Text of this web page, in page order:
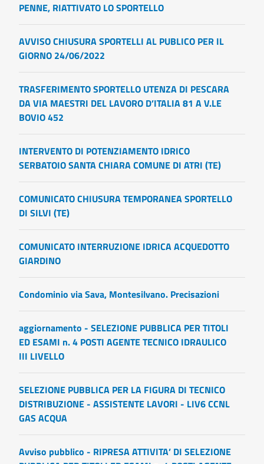
PENNE, RIATTIVATO LO SPORTELLO
AVVISO CHIUSURA SPORTELLI AL PUBLICO PER IL
GIORNO 24/06/2022
TRASFERIMENTO SPORTELLO UTENZA DI PESCARA
DA VIA MAESTRI DEL LAVORO D’ITALIA 81 A V.LE
BOVIO 452
INTERVENTO DI POTENZIAMENTO IDRICO
SERBATOIO SANTA CHIARA COMUNE DI ATRI (TE)
COMUNICATO CHIUSURA TEMPORANEA SPORTELLO
DI SILVI (TE)
COMUNICATO INTERRUZIONE IDRICA ACQUEDOTTO
GIARDINO
Condominio via Sava, Montesilvano. Precisazioni
aggiornamento - SELEZIONE PUBBLICA PER TITOLI
ED ESAMI n. 4 POSTI AGENTE TECNICO IDRAULICO
III LIVELLO
SELEZIONE PUBBLICA PER LA FIGURA DI TECNICO
DISTRIBUZIONE - ASSISTENTE LAVORI - LIV6 CCNL
GAS ACQUA
Avviso pubblico - RIPRESA ATTIVITA’ DI SELEZIONE